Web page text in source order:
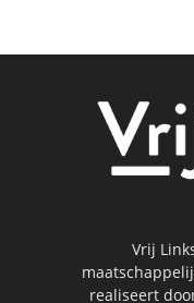
Vrij
realiseert